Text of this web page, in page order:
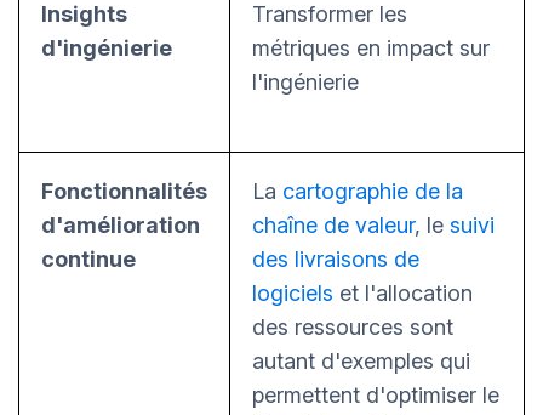
Insights
d'ingénierie
Transformer les
métriques en impact sur
l'ingénierie
Fonctionnalités
d'amélioration
continue
La cartographie de la
chaîne de valeur, le suivi
des livraisons de
logiciels et l'allocation
des ressources sont
autant d'exemples qui
permettent d'optimiser le